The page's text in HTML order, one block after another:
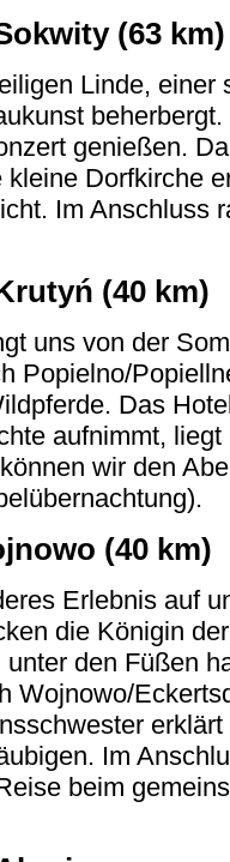
(63 km)
Linde, einer
genießen.
Dorfkirche
Im Anschluss
(40 km)
uns von der
Popielno/
Das
aufnimmt,
wir den
(40 km)
Erlebnis auf
die Königin
den Füßen
Wojnowo/
Im
beim